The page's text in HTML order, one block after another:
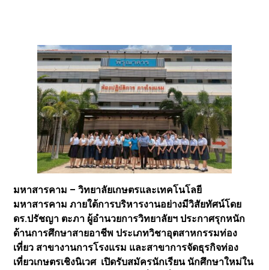
มหาสารคาม – วิทยาลัยเกษตรและเทคโนโลยี
มหาสารคาม ภายใต้การบริหารงานอย่างมีวิสัยทัศน์โดย
ดร.ปรัชญา ตะภา ผู้อำนวยการวิทยาลัยฯ ประกาศรุกหนัก
ด้านการศึกษาสายอาชีพ ประเภทวิชาอุตสาหกรรมท่อง
เที่ยว สาขางานการโรงแรม และสาขาการจัดธุรกิจท่อง
เที่ยวเกษตรเชิงนิเวศ เปิดรับสมัครนักเรียน นักศึกษาใหม่ใน